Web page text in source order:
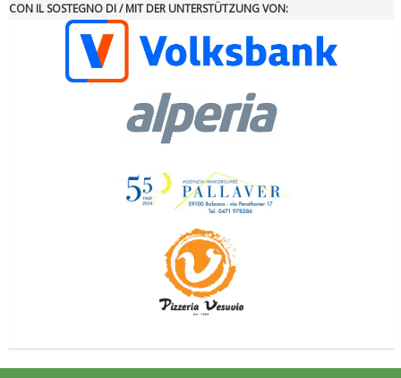
CON IL SOSTEGNO DI / MIT DER UNTERSTÜTZUNG VON: